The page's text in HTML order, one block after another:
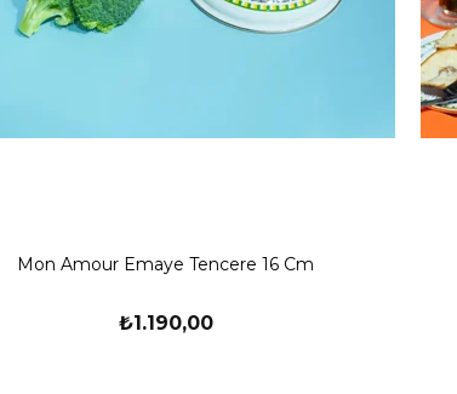
Mon Amour Emaye Tencere 16 Cm
₺1.190,00